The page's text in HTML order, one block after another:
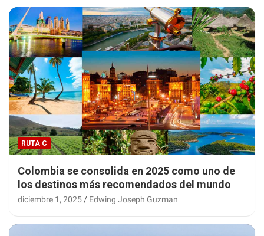
RUTA C
Colombia se consolida en 2025 como uno de
los destinos más recomendados del mundo
diciembre 1, 2025 Edwing Joseph Guzman